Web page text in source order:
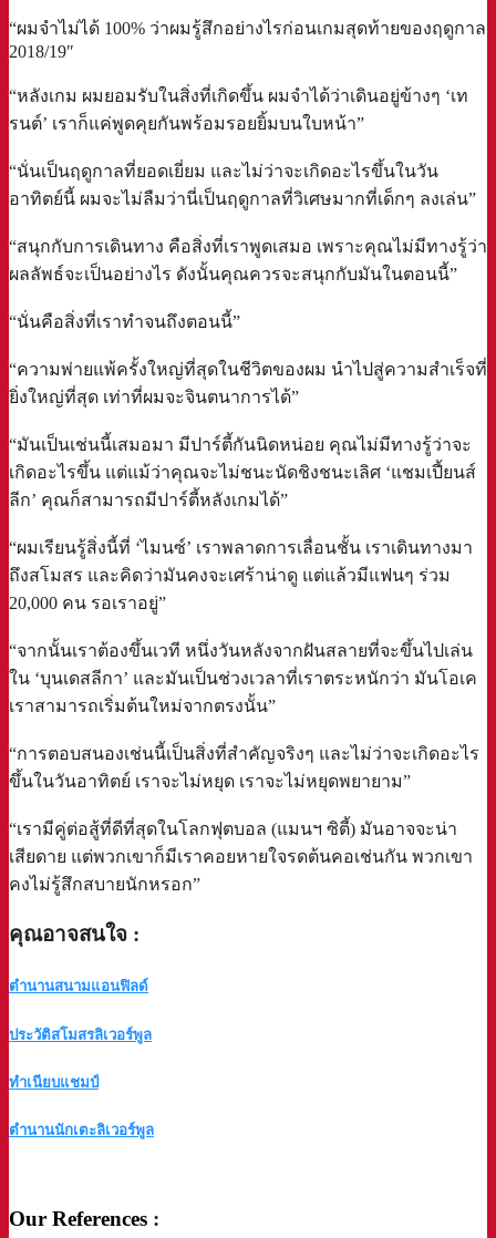
“ผมจำไม่ได้ 100% ว่าผมรู้สึกอย่างไรก่อนเกมสุดท้ายของฤดูกาล
2018/19″⁣
“หลังเกม ผมยอมรับในสิ่งที่เกิดขึ้น ผมจำได้ว่าเดินอยู่ข้างๆ ‘เท
รนต์’ เราก็แค่พูดคุยกันพร้อมรอยยิ้มบนใบหน้า”⁣
“นั่นเป็นฤดูกาลที่ยอดเยี่ยม และไม่ว่าจะเกิดอะไรขึ้นในวัน
อาทิตย์นี้ ผมจะไม่ลืมว่านี่เป็นฤดูกาลที่วิเศษมากที่เด็กๆ ลงเล่น”⁣
“สนุกกับการเดินทาง คือสิ่งที่เราพูดเสมอ เพราะคุณไม่มีทางรู้ว่า
ผลลัพธ์จะเป็นอย่างไร ดังนั้นคุณควรจะสนุกกับมันในตอนนี้”⁣
“นั่นคือสิ่งที่เราทำจนถึงตอนนี้”⁣
“ความพ่ายแพ้ครั้งใหญ่ที่สุดในชีวิตของผม นำไปสู่ความสำเร็จที่
ยิ่งใหญ่ที่สุด เท่าที่ผมจะจินตนาการได้”⁣
“มันเป็นเช่นนี้เสมอมา มีปาร์ตี้กันนิดหน่อย คุณไม่มีทางรู้ว่าจะ
เกิดอะไรขึ้น แต่แม้ว่าคุณจะไม่ชนะนัดชิงชนะเลิศ ‘แชมเปี้ยนส์
ลีก’ คุณก็สามารถมีปาร์ตี้หลังเกมได้”⁣
“ผมเรียนรู้สิ่งนี้ที่ ‘ไมนซ์’ เราพลาดการเลื่อนชั้น เราเดินทางมา
ถึงสโมสร และคิดว่ามันคงจะเศร้าน่าดู แต่แล้วมีแฟนๆ ร่วม
20,000 คน รอเราอยู่”⁣
“จากนั้นเราต้องขึ้นเวที หนึ่งวันหลังจากฝันสลายที่จะขึ้นไปเล่น
ใน ‘บุนเดสลีกา’ และมันเป็นช่วงเวลาที่เราตระหนักว่า มันโอเค
เราสามารถเริ่มต้นใหม่จากตรงนั้น”⁣
“การตอบสนองเช่นนี้เป็นสิ่งที่สำคัญจริงๆ และไม่ว่าจะเกิดอะไร
ขึ้นในวันอาทิตย์ เราจะไม่หยุด เราจะไม่หยุดพยายาม”⁣
“เรามีคู่ต่อสู้ที่ดีที่สุดในโลกฟุตบอล (แมนฯ ซิตี้) มันอาจจะน่า
เสียดาย แต่พวกเขาก็มีเราคอยหายใจรดต้นคอเช่นกัน พวกเขา
คงไม่รู้สึกสบายนักหรอก”⁣
คุณอาจสนใจ :
ตำนานสนามแอนฟิลด์
ประวัติสโมสรลิเวอร์พูล
ทำเนียบแชมป์
ตำนานนักเตะลิเวอร์พูล
Our References :